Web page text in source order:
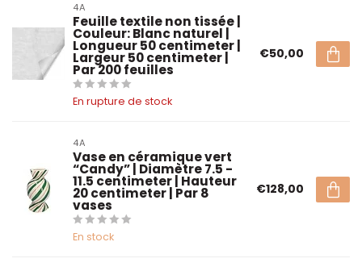
4A
Feuille textile non tissée |
Couleur: Blanc naturel |
Longueur 50 centimeter |
Largeur 50 centimeter |
Par 200 feuilles
En rupture de stock
€50,00
4A
Vase en céramique vert
“Candy” | Diamètre 7.5 -
11.5 centimeter | Hauteur
20 centimeter | Par 8
vases
En stock
€128,00